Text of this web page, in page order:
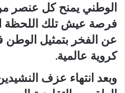
الوطني يمنح كل عنصر
فرصة عيش تلك اللحظة
عن الفخر بتمثيل الوطن
كروية عالمية.
وبعد انتهاء عزف